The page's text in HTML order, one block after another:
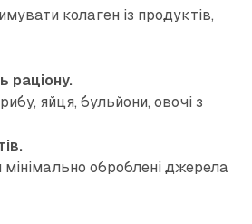
колаген із продуктів,
раціону.
яйця, бульйони, овочі з
оброблені джерела